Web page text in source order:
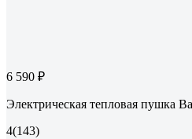
6 590 ₽
Электрическая тепловая пушка
4(143)